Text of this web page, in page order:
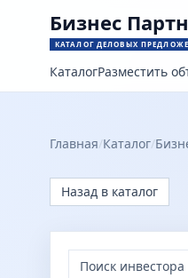
Бизнес
КАТАЛОГ ДЕЛОВЫХ
КаталогРазместить
Главная/Каталог/
Назад в каталог
Поиск инвестора